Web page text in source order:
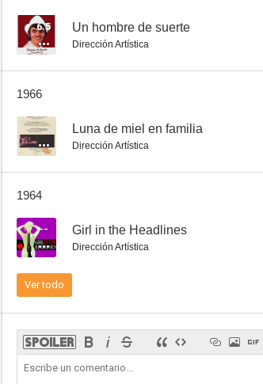
6.5 Un hombre de suerte
Dirección Artística
1966
-- Luna de miel en familia
Dirección Artística
1964
-- Girl in the Headlines
Dirección Artística
Ver todo